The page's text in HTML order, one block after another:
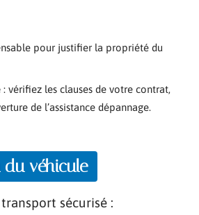
pour justifier la propriété du
: vérifiez les clauses de votre contrat,
de l’assistance dépannage.
du véhicule
sécurisé :